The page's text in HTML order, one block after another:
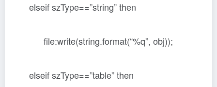
elseif szType==”string” then
file:write(string.format(“%q”, obj));
elseif szType==”table” then